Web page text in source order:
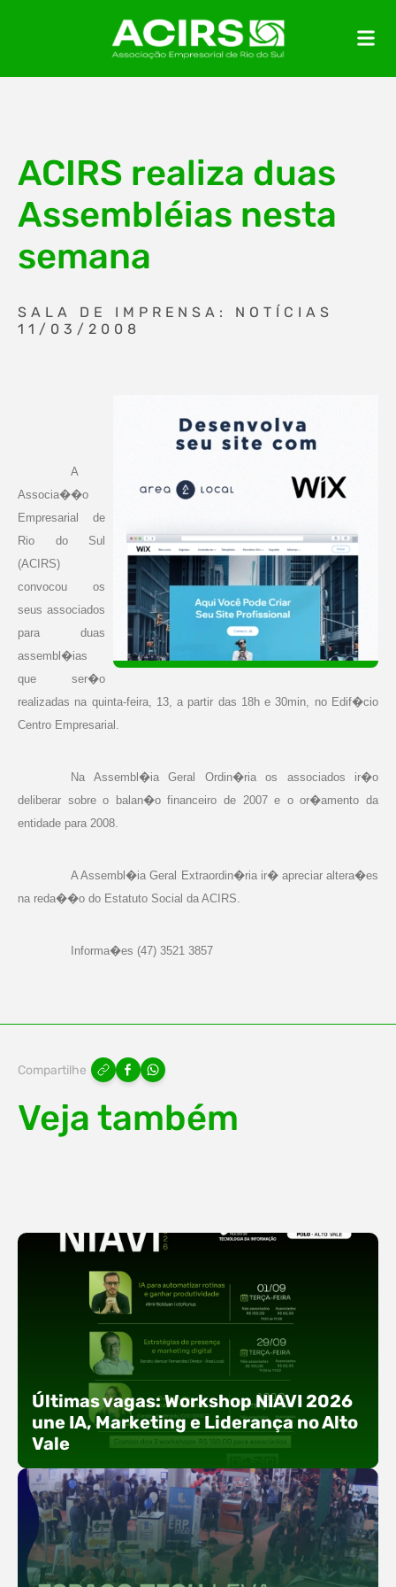
ACIRS realiza duas
Assembléias nesta
semana
SALA DE IMPRENSA: NOTÍCIAS
11/03/2008
A
Associa��o
Empresarial de
Rio do Sul
(ACIRS)
convocou os
seus associados
para duas
assembl�ias
que ser�o
realizadas na quinta-feira, 13, a partir das 18h e 30min, no Edif�cio
Centro Empresarial.
Na Assembl�ia Geral Ordin�ria os associados ir�o
deliberar sobre o balan�o financeiro de 2007 e o or�amento da
entidade para 2008.
A Assembl�ia Geral Extraordin�ria ir� apreciar altera�es
na reda��o do Estatuto Social da ACIRS.
Informa�es (47) 3521 3857
Compartilhe
Veja também
Últimas vagas: Workshop NIAVI 2026
une IA, Marketing e Liderança no Alto
Vale